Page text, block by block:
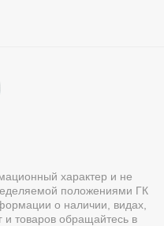
характер и не
положениями ГК
о наличии, видах,
и товаров обращайтесь в